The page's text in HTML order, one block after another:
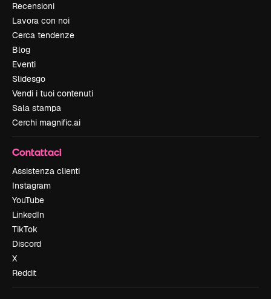
Recensioni
Lavora con noi
Cerca tendenze
Blog
Eventi
Slidesgo
Vendi i tuoi contenuti
Sala stampa
Cerchi magnific.ai
Contattaci
Assistenza clienti
Instagram
YouTube
LinkedIn
TikTok
Discord
X
Reddit